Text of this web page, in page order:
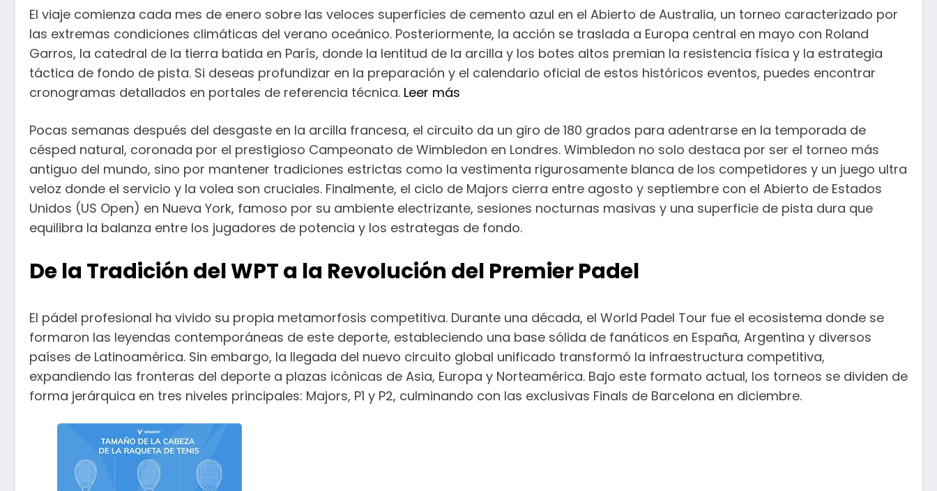
El viaje comienza cada mes de enero sobre las veloces superficies de cemento azul en el Abierto de Australia, un torneo caracterizado por
las extremas condiciones climáticas del verano oceánico. Posteriormente, la acción se traslada a Europa central en mayo con Roland
Garros, la catedral de la tierra batida en París, donde la lentitud de la arcilla y los botes altos premian la resistencia física y la estrategia
táctica de fondo de pista. Si deseas profundizar en la preparación y el calendario oficial de estos históricos eventos, puedes encontrar
cronogramas detallados en portales de referencia técnica. Leer más
Pocas semanas después del desgaste en la arcilla francesa, el circuito da un giro de 180 grados para adentrarse en la temporada de
césped natural, coronada por el prestigioso Campeonato de Wimbledon en Londres. Wimbledon no solo destaca por ser el torneo más
antiguo del mundo, sino por mantener tradiciones estrictas como la vestimenta rigurosamente blanca de los competidores y un juego ultra
veloz donde el servicio y la volea son cruciales. Finalmente, el ciclo de Majors cierra entre agosto y septiembre con el Abierto de Estados
Unidos (US Open) en Nueva York, famoso por su ambiente electrizante, sesiones nocturnas masivas y una superficie de pista dura que
equilibra la balanza entre los jugadores de potencia y los estrategas de fondo.
De la Tradición del WPT a la Revolución del Premier Padel
El pádel profesional ha vivido su propia metamorfosis competitiva. Durante una década, el World Padel Tour fue el ecosistema donde se
formaron las leyendas contemporáneas de este deporte, estableciendo una base sólida de fanáticos en España, Argentina y diversos
países de Latinoamérica. Sin embargo, la llegada del nuevo circuito global unificado transformó la infraestructura competitiva,
expandiendo las fronteras del deporte a plazas icónicas de Asia, Europa y Norteamérica. Bajo este formato actual, los torneos se dividen de
forma jerárquica en tres niveles principales: Majors, P1 y P2, culminando con las exclusivas Finals de Barcelona en diciembre.